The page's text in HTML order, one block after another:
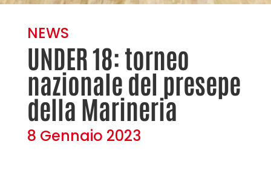
NEWS
UNDER 18: torneo
nazionale del presepe
della Marineria
8 Gennaio 2023